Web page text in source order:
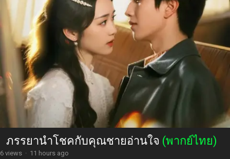
ภรรยานำโชคกับคุณชายอ่านใจ (พากย์ไทย)
6 views · 11 hours ago